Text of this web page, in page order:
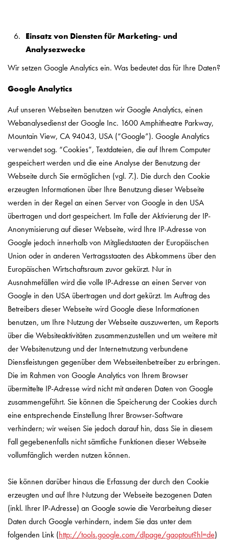
Einsatz von Diensten für Marketing- und
Analysezwecke
Wir setzen Google Analytics ein. Was bedeutet das für Ihre Daten?
Google Analytics
Auf unseren Webseiten benutzen wir Google Analytics, einen
Webanalysedienst der Google Inc. 1600 Amphitheatre Parkway,
Mountain View, CA 94043, USA (“Google”). Google Analytics
verwendet sog. “Cookies”, Textdateien, die auf Ihrem Computer
gespeichert werden und die eine Analyse der Benutzung der
Webseite durch Sie ermöglichen (vgl. 7.). Die durch den Cookie
erzeugten Informationen über Ihre Benutzung dieser Webseite
werden in der Regel an einen Server von Google in den USA
übertragen und dort gespeichert. Im Falle der Aktivierung der IP-
Anonymisierung auf dieser Webseite, wird Ihre IP-Adresse von
Google jedoch innerhalb von Mitgliedstaaten der Europäischen
Union oder in anderen Vertragsstaaten des Abkommens über den
Europäischen Wirtschaftsraum zuvor gekürzt. Nur in
Ausnahmefällen wird die volle IP-Adresse an einen Server von
Google in den USA übertragen und dort gekürzt. Im Auftrag des
Betreibers dieser Webseite wird Google diese Informationen
benutzen, um Ihre Nutzung der Webseite auszuwerten, um Reports
über die Websiteaktivitäten zusammenzustellen und um weitere mit
der Websitenutzung und der Internetnutzung verbundene
Dienstleistungen gegenüber dem Webseitenbetreiber zu erbringen.
Die im Rahmen von Google Analytics von Ihrem Browser
übermittelte IP-Adresse wird nicht mit anderen Daten von Google
zusammengeführt. Sie können die Speicherung der Cookies durch
eine entsprechende Einstellung Ihrer Browser-Software
verhindern; wir weisen Sie jedoch darauf hin, dass Sie in diesem
Fall gegebenenfalls nicht sämtliche Funktionen dieser Webseite
vollumfänglich werden nutzen können.
Sie können darüber hinaus die Erfassung der durch den Cookie
erzeugten und auf Ihre Nutzung der Webseite bezogenen Daten
(inkl. Ihrer IP-Adresse) an Google sowie die Verarbeitung dieser
Daten durch Google verhindern, indem Sie das unter dem
folgenden Link (http://tools.google.com/dlpage/gaoptout?hl=de)